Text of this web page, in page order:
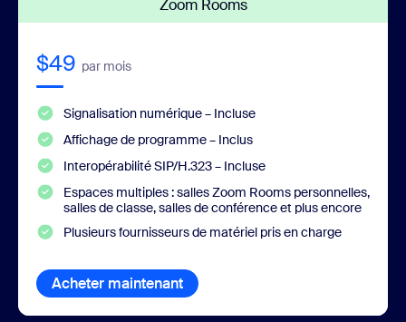
Zoom Rooms
$49 par mois
Signalisation numérique – Incluse
Affichage de programme – Inclus
Interopérabilité SIP/H.323 – Incluse
Espaces multiples : salles Zoom Rooms personnelles,
salles de classe, salles de conférence et plus encore
Plusieurs fournisseurs de matériel pris en charge
Acheter maintenant